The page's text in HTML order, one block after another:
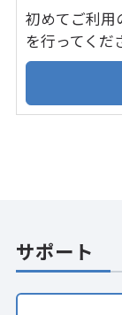
初めてご利用
を行ってくだ
サポート